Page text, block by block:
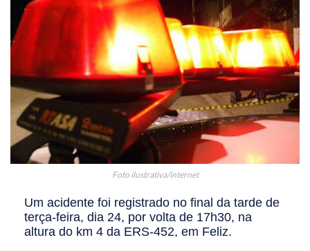
Foto ilustrativa/internet
Um acidente foi registrado no final da tarde de
terça-feira, dia 24, por volta de 17h30, na
altura do km 4 da ERS-452, em Feliz.